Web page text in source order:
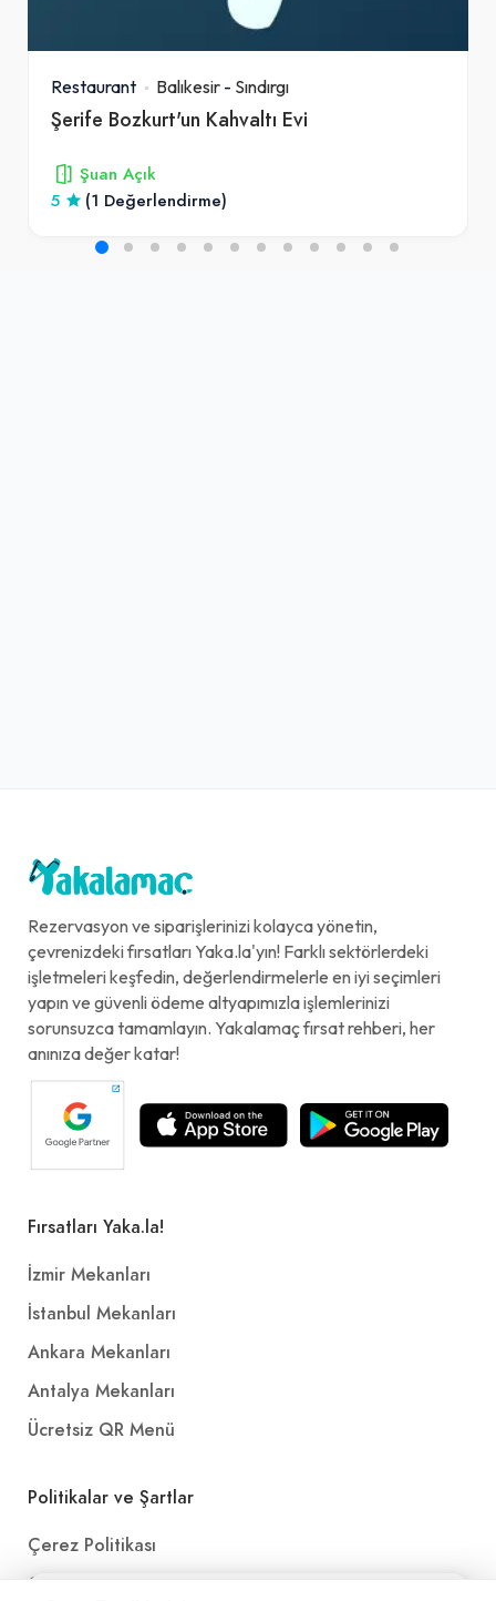
Restaurant Balıkesir - Sındırgı
Şerife Bozkurt'un Kahvaltı Evi
Şuan Açık
5
(1 Değerlendirme)
Rezervasyon ve siparişlerinizi kolayca yönetin,
çevrenizdeki fırsatları Yaka.la'yın! Farklı sektörlerdeki
işletmeleri keşfedin, değerlendirmelerle en iyi seçimleri
yapın ve güvenli ödeme altyapımızla işlemlerinizi
sorunsuzca tamamlayın. Yakalamaç fırsat rehberi, her
anınıza değer katar!
Fırsatları Yaka.la!
İzmir Mekanları
İstanbul Mekanları
Ankara Mekanları
Antalya Mekanları
Ücretsiz QR Menü
Politikalar ve Şartlar
Çerez Politikası
Gizlilik Politikası